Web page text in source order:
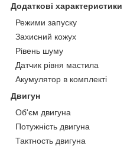
Додаткові характеристики
Режими запуску
Захисний кожух
Рівень шуму
Датчик рівня мастила
Акумулятор в комплекті
Двигун
Об'єм двигуна
Потужність двигуна
Тактность двигуна